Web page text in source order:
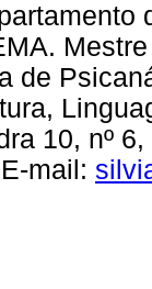
de
10, nº
mail: